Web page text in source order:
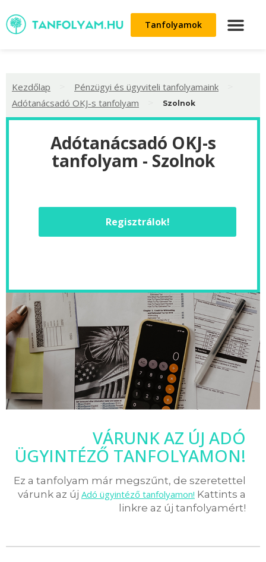
Tanfolyamok
Kezdőlap Pénzügyi és ügyviteli tanfolyamaink
Adótanácsadó OKJ-s tanfolyam Szolnok
Adótanácsadó OKJ-s
tanfolyam - Szolnok
Regisztrálok!
VÁRUNK AZ ÚJ ADÓ
ÜGYINTÉZŐ TANFOLYAMON!
Ez a tanfolyam már megszűnt, de szeretettel
várunk az új Adó ügyintéző tanfolyamon! Kattints a
linkre az új tanfolyamért!